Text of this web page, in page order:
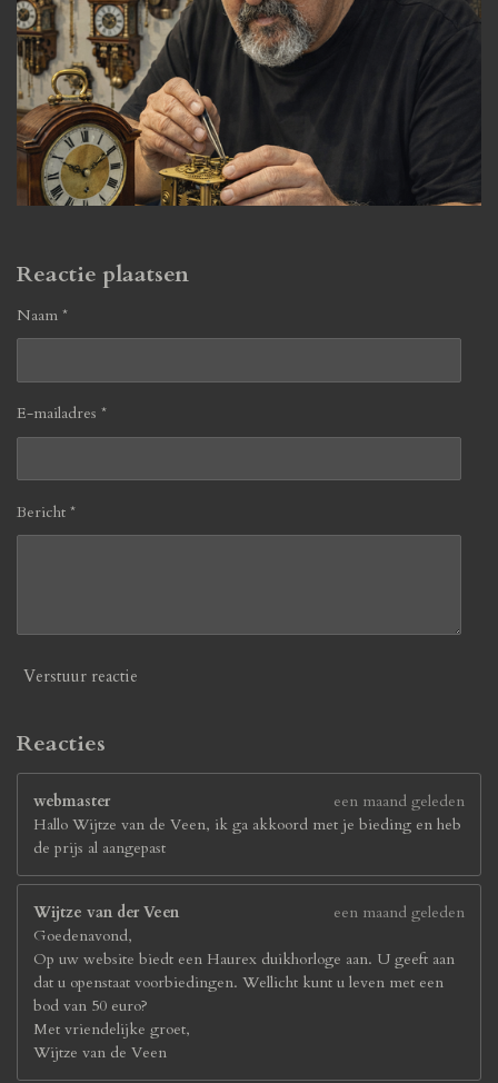
Reactie plaatsen
Naam *
E-mailadres *
Bericht *
Verstuur reactie
Reacties
webmaster
een maand geleden
Hallo Wijtze van de Veen, ik ga akkoord met je bieding en heb
de prijs al aangepast
Wijtze van der Veen
een maand geleden
Goedenavond,
Op uw website biedt een Haurex duikhorloge aan. U geeft aan
dat u openstaat voorbiedingen. Wellicht kunt u leven met een
bod van 50 euro?
Met vriendelijke groet,
Wijtze van de Veen